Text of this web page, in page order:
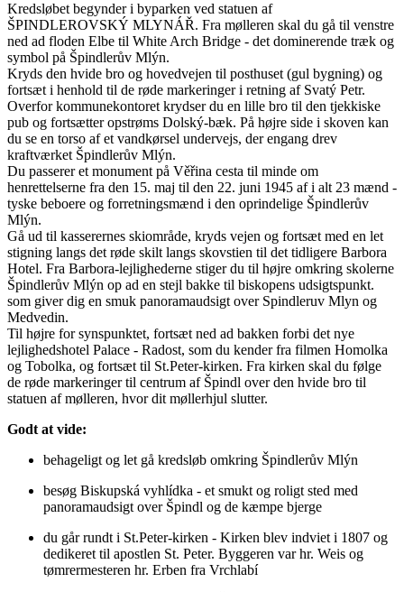
Kredsløbet begynder i byparken ved statuen af ​​
ŠPINDLEROVSKÝ MLYNÁŘ. Fra mølleren skal du gå til venstre
ned ad floden Elbe til White Arch Bridge - det dominerende træk og
symbol på Špindlerův Mlýn.
Kryds den hvide bro og hovedvejen til posthuset (gul bygning) og
fortsæt i henhold til de røde markeringer i retning af Svatý Petr.
Overfor kommunekontoret krydser du en lille bro til den tjekkiske
pub og fortsætter opstrøms Dolský-bæk. På højre side i skoven kan
du se en torso af et vandkørsel undervejs, der engang drev
kraftværket Špindlerův Mlýn.
Du passerer et monument på Věřina cesta til minde om
henrettelserne fra den 15. maj til den 22. juni 1945 af i alt 23 mænd -
tyske beboere og forretningsmænd i den oprindelige Špindlerův
Mlýn.
Gå ud til kasserernes skiområde, kryds vejen og fortsæt med en let
stigning langs det røde skilt langs skovstien til det tidligere Barbora
Hotel. Fra Barbora-lejlighederne stiger du til højre omkring skolerne
Špindlerův Mlýn op ad en stejl bakke til biskopens udsigtspunkt.
som giver dig en smuk panoramaudsigt over Spindleruv Mlyn og
Medvedin.
Til højre for synspunktet, fortsæt ned ad bakken forbi det nye
lejlighedshotel Palace - Radost, som du kender fra filmen Homolka
og Tobolka, og fortsæt til St.Peter-kirken. Fra kirken skal du følge
de røde markeringer til centrum af Špindl over den hvide bro til
statuen af ​​mølleren, hvor dit møllerhjul slutter.
Godt at vide:
behageligt og let gå kredsløb omkring Špindlerův Mlýn
besøg Biskupská vyhlídka - et smukt og roligt sted med
panoramaudsigt over Špindl og de kæmpe bjerge
du går rundt i St.Peter-kirken - Kirken blev indviet i 1807 og
dedikeret til apostlen St. Peter. Byggeren var hr. Weis og
tømrermesteren hr. Erben fra Vrchlabí